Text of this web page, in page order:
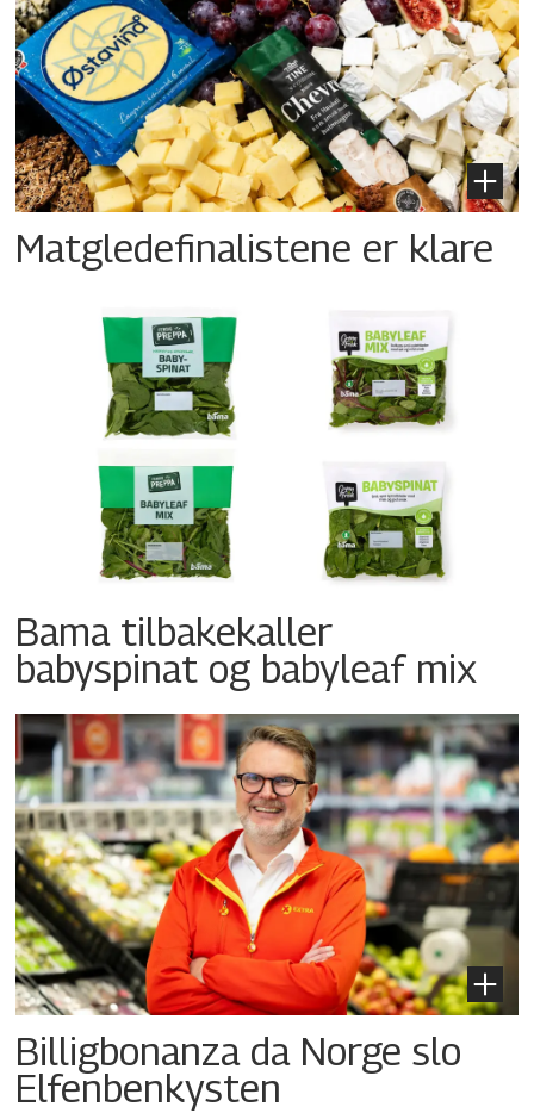
Matgledefinalistene er klare
Bama tilbakekaller
babyspinat og babyleaf mix
Billigbonanza da Norge slo
Elfenbenkysten